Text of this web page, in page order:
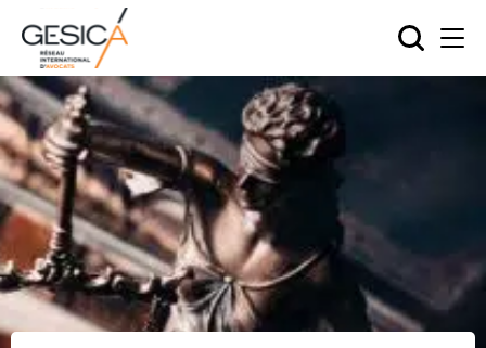
Trouver le bon avocat
grâceau réseau GESICA
en France ou dans le
monde